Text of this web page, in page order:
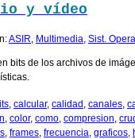
y vídeo
ASIR Multimedia Sist.
bits de los archivos de
calcular, calidad canales
color, como compresion
frames frecuencia graficos